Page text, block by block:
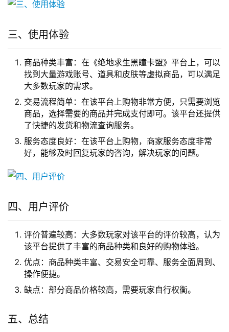
三、使用体验
商品种类丰富：在《绝地求生黑瞳卡盟》平台上，可以
找到大量游戏账号、道具和皮肤等虚拟商品，可以满足
大多数玩家的需求。
交易流程简单：在该平台上购物非常方便，只需要浏览
商品，选择需要的商品并完成支付即可。该平台还提供
了快捷的发货和物流查询服务。
服务态度良好：在该平台上购物，商家服务态度非常
好，能够及时回复玩家的咨询，解决玩家的问题。
四、用户评价
评价普遍较高：大多数玩家对该平台的评价较高，认为
该平台提供了丰富的商品种类和良好的购物体验。
优点：商品种类丰富、交易安全可靠、服务全面周到、
操作便捷。
缺点：部分商品价格较高，需要玩家自行权衡。
五、总结